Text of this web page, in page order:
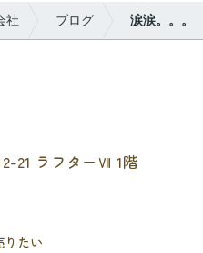
社 ブログ 涙涙。。。
21 ラフターⅦ 1階
りたい